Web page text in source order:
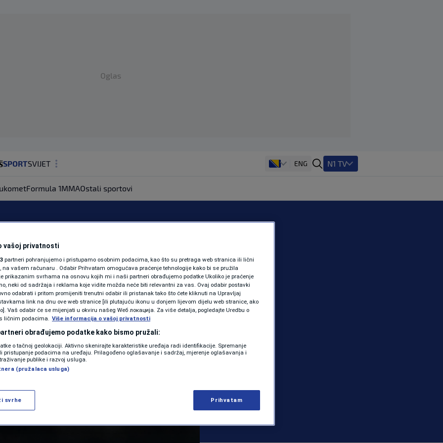
Oglas
SPORTSVIJET
ZDRAVLJE
SHOWBIZ
KOLUMNE
PODCAST
N1 SPECIJAL
FENOMENI
NEISTRAŽENO
VIRALNO
ENG N1 TV
Formula 1MMAOstali sportovi
Džeko, Katić i
titutlu,
Dijamantu
NOGOMET | 0 komentara
vašoj privatnosti
partneri pohranjujemo i pristupamo osobnim podacima, kao što su pretraga web stranica ili lični
na vašem računaru . Odabir Prihvatam omogućava praćenje tehnologije kako bi se pružila
prikazanim svrhama na osnovu kojih mi i naši partneri obrađujemo podatke Ukoliko je praćenje
neki od sadržaja i reklama koje vidite možda neće biti relevantni za vas. Ovaj odabir postavki
odabrati i pritom promijeniti trenutni odabir ili pristanak tako što ćete kliknuti na Upravljaj
link na dnu ove web stranice [ili plutajuću ikonu u donjem lijevom dijelu web stranice, ako
Vaš odabir će se mijenjati u okviru našeg Wеб локација. Za više detalja, pogledajte Uredbu o
ličnim podacima. Više informacija o vašoj privatnosti
obrađujemo podatke kako bismo pružali:
o tačnoj geolokaciji. Aktivno skenirajte karakteristike uređaja radi identifikacije. Spremanje
pristupanje podacima na uređaju. Prilagođeno oglašavanje i sadržaj, mjerenje oglašavanja i
publike i razvoj usluga.
(pružalaca usluga)
svrhe Prihvatam